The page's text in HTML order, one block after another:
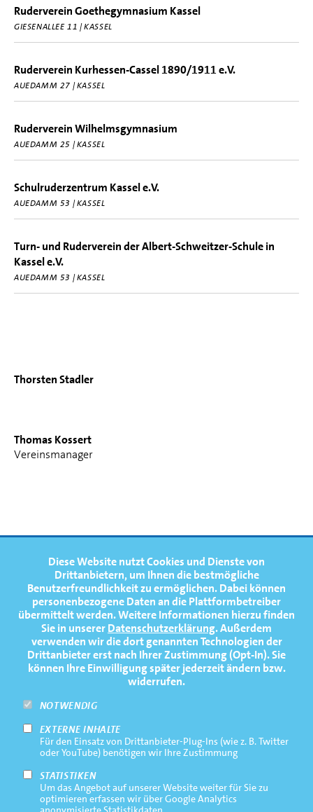
Diese Website nutzt Cookies und Dienste von
Drittanbietern, um Ihnen die bestmögliche
Benutzerfreundlichkeit zu ermöglichen.Dabei können
personenbezogene Daten an die Plattformbetreiber
übermittelt werden. Weitere Informationen hierzu finden
Sie in unsererDatenschutzerklärung. Außerdem
verwenden wir die dort genannten Technologien der
Drittanbieter erst nach Ihrer Zustimmung (Opt-In). Sie
können Ihre Einwilligung später jederzeit ändern bzw.
widerrufen.
NOTWENDIG
EXTERNE INHALTE
Für den Einsatz von Drittanbieter-Plug-Ins (wie z. B. Twitter
oder YouTube) benötigen wir Ihre Zustimmung
STATISTIKEN
Um das Angebot auf unserer Website weiter für Sie zu
optimieren erfassen wir über Google Analytics
Ruderverein Goethegymnasium Kassel
GIESENALLEE 11 | KASSEL
Ruderverein Kurhessen-Cassel 1890/1911 e.V.
AUEDAMM 27 | KASSEL
Ruderverein Wilhelmsgymnasium
AUEDAMM 25 | KASSEL
Schulruderzentrum Kassel e.V.
AUEDAMM 53 | KASSEL
Turn- und Ruderverein der Albert-Schweitzer-Schule in
Kassel e.V.
AUEDAMM 53 | KASSEL
Thorsten Stadler
Thomas Kossert
Vereinsmanager
FOOTERNAVIGATION
NEWS
TERMINE
MEDIATHEK
PRESSE
FAQ
NEWSLETTER
Footernavigation
Bottom
Impressum
Datenschutz